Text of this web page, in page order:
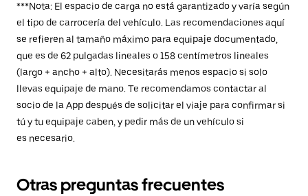
***Nota: El espacio de carga no está garantizado y varía según
el tipo de carrocería del vehículo. Las recomendaciones aquí
se refieren al tamaño máximo para equipaje documentado,
que es de 62 pulgadas lineales o 158 centímetros lineales
(largo + ancho + alto). Necesitarás menos espacio si solo
llevas equipaje de mano. Te recomendamos contactar al
socio de la App después de solicitar el viaje para confirmar si
tú y tu equipaje caben, y pedir más de un vehículo si
es necesario.
Otras preguntas frecuentes